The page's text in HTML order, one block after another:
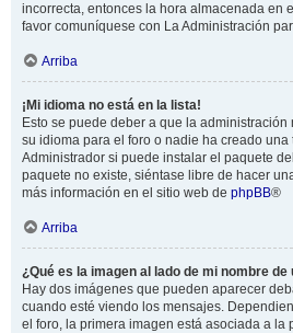
incorrecta, entonces la hora almacenada en
favor comuníquese con La Administración
Arriba
¡Mi idioma no está en la lista!
Esto se puede deber a que la
su idioma para el foro o nadie ha creado
Administrador si puede instalar el paquete
paquete no existe, siéntase libre de hacer
más información en el sitio web de phpBB®
Arriba
¿Qué es la imagen al lado de mi nombre de
Hay dos imágenes que pueden aparecer
cuando esté viendo los mensajes.
el foro, la primera imagen está asociada a la